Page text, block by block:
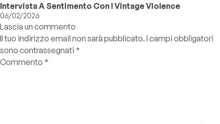
Intervista A Sentimento Con I Vintage Violence
06/02/2026
Lascia un commento
Il tuo indirizzo email non sarà pubblicato. I campi obbligatori
sono contrassegnati *
Commento *